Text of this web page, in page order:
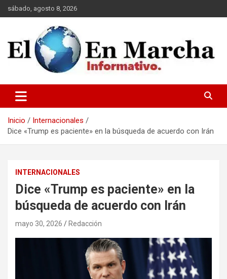
Saltar
al
sábado, agosto 8, 2026
elmundoenmarcha.net
Inicio
Internacionales
Dice «Trump es paciente» en la búsqueda de acuerdo con Irán
INTERNACIONALES
Dice «Trump es paciente» en la
búsqueda de acuerdo con Irán
mayo 30, 2026 Redacción